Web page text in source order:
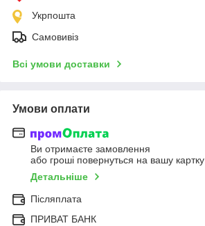
Укрпошта
Самовивіз
Всі умови доставки
Умови оплати
Ви отримаєте замовлення
або гроші повернуться на вашу картку
Детальніше
Післяплата
ПРИВАТ БАНК